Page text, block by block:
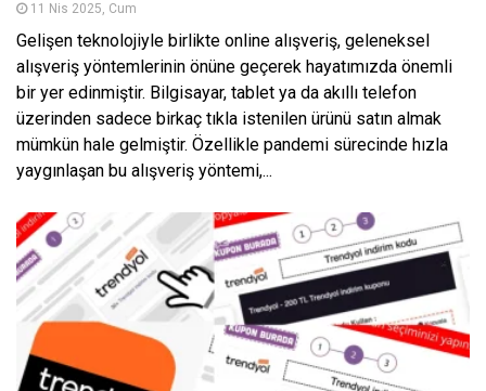
11 Nis 2025, Cum
Gelişen teknolojiyle birlikte online alışveriş, geleneksel
alışveriş yöntemlerinin önüne geçerek hayatımızda önemli
bir yer edinmiştir. Bilgisayar, tablet ya da akıllı telefon
üzerinden sadece birkaç tıkla istenilen ürünü satın almak
mümkün hale gelmiştir. Özellikle pandemi sürecinde hızla
yaygınlaşan bu alışveriş yöntemi,...